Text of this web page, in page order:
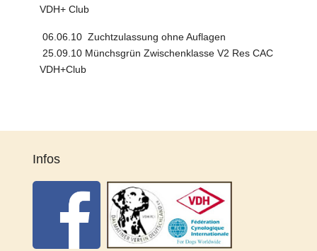
VDH+ Club
06.06.10 Zuchtzulassung ohne Auflagen
25.09.10 Münchsgrün Zwischenklasse V2 Res CAC
VDH+Club
Infos